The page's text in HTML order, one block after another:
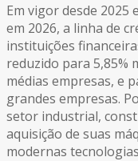
Em vigor desde 2025
em 2026, a linha de
instituições
reduzido para 5,85%
médias empresas, e
grandes empresas.
setor industrial,
aquisição de suas
modernas